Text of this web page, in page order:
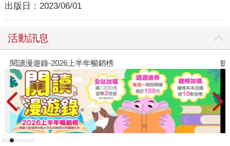
出版日： 2023/06/01
活動訊息
閱讀漫遊錄-2026上半年暢銷榜 飢